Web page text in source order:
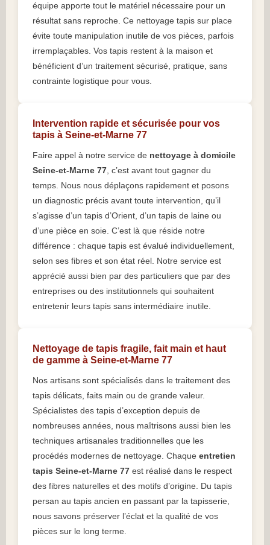
équipe apporte tout le matériel nécessaire pour un
résultat sans reproche. Ce nettoyage tapis sur place
évite toute manipulation inutile de vos pièces, parfois
irremplaçables. Vos tapis restent à la maison et
bénéficient d’un traitement sécurisé, pratique, sans
contrainte logistique pour vous.
Intervention rapide et sécurisée pour vos
tapis à Seine-et-Marne 77
Faire appel à notre service de nettoyage à domicile
Seine-et-Marne 77, c’est avant tout gagner du
temps. Nous nous déplaçons rapidement et posons
un diagnostic précis avant toute intervention, qu’il
s’agisse d’un tapis d’Orient, d’un tapis de laine ou
d’une pièce en soie. C’est là que réside notre
différence : chaque tapis est évalué individuellement,
selon ses fibres et son état réel. Notre service est
apprécié aussi bien par des particuliers que par des
entreprises ou des institutionnels qui souhaitent
entretenir leurs tapis sans intermédiaire inutile.
Nettoyage de tapis fragile, fait main et haut
de gamme à Seine-et-Marne 77
Nos artisans sont spécialisés dans le traitement des
tapis délicats, faits main ou de grande valeur.
Spécialistes des tapis d’exception depuis de
nombreuses années, nous maîtrisons aussi bien les
techniques artisanales traditionnelles que les
procédés modernes de nettoyage. Chaque entretien
tapis Seine-et-Marne 77 est réalisé dans le respect
des fibres naturelles et des motifs d’origine. Du tapis
persan au tapis ancien en passant par la tapisserie,
nous savons préserver l’éclat et la qualité de vos
pièces sur le long terme.